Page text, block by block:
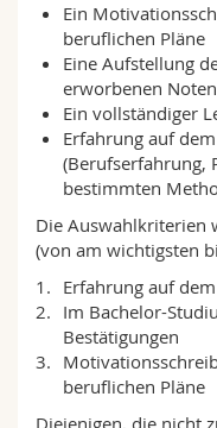
Ein
beruflichen Pläne
Eine Aufstellung
erworbenen
Ein vollständiger
Erfahrung auf
(Berufserfahrung,
bestimmten
Die Auswahlkriterien
(von am wichtigsten
Erfahrung auf
Im Bachelor-
Bestätigungen
beruflichen Pläne